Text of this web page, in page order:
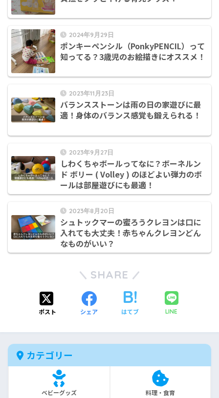
2024年9月29日
ポンキーペンシル（PonkyPENCIL）って
知ってる？3歳児のお絵描きにオススメ！
2023年11月23日
バランスストーンは雨の日の家遊びに最
適！身体のバランス感覚も鍛えられる！
2023年9月27日
しわくちゃボールってなに？ボーネルン
ド ボリー ( Volley ) のほどよい弾力のボ
ールは部屋遊びにも最適！
2023年8月20日
シュトックマーの蜜ろうクレヨンは口に
入れても大丈夫！赤ちゃんクレヨンどん
なものがいい？
SHARE
ポスト シェア はてブ LINE
カテゴリー
ベビーグッズ 料理・食育